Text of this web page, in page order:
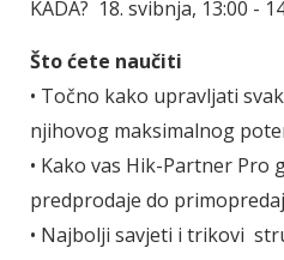
KADA? 18. svibnja, 13:00 -
Što ćete naučiti
• Točno kako upravljati
njihovog maksimalnog
• Kako vas Hik-Partner Pro
predprodaje do
• Najbolji savjeti i trikovi